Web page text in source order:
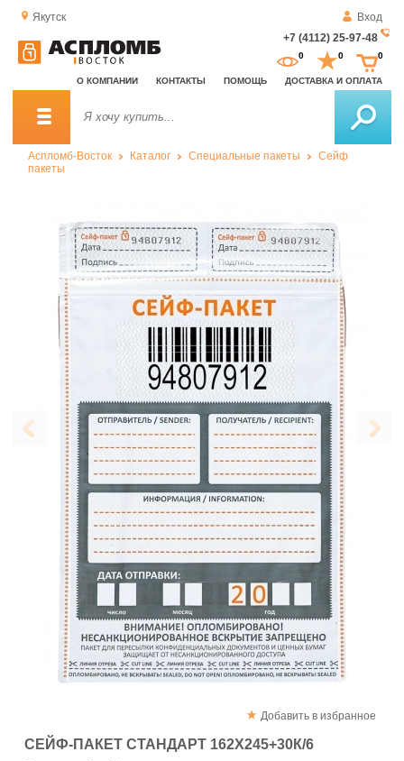
Якутск
Вход
+7 (4112) 25-97-48
О КОМПАНИИ КОНТАКТЫ ПОМОЩЬ ДОСТАВКА И ОПЛАТА
0 0 0
Аспломб-Восток Каталог Специальные пакеты
Сейф
пакеты
Добавить в избранное
СЕЙФ-ПАКЕТ СТАНДАРТ 162Х245+30К/6